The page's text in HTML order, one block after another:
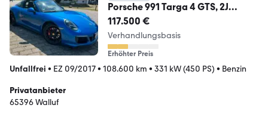
Porsche 991 Targa 4 GTS, 2J
Garantie, Schalter
117.500 €
Verhandlungsbasis
Erhöhter Preis
Unfallfrei • EZ 09/2017• 108.600 km • 331 kW (450 PS) • Benzin
Privatanbieter
65396 Walluf